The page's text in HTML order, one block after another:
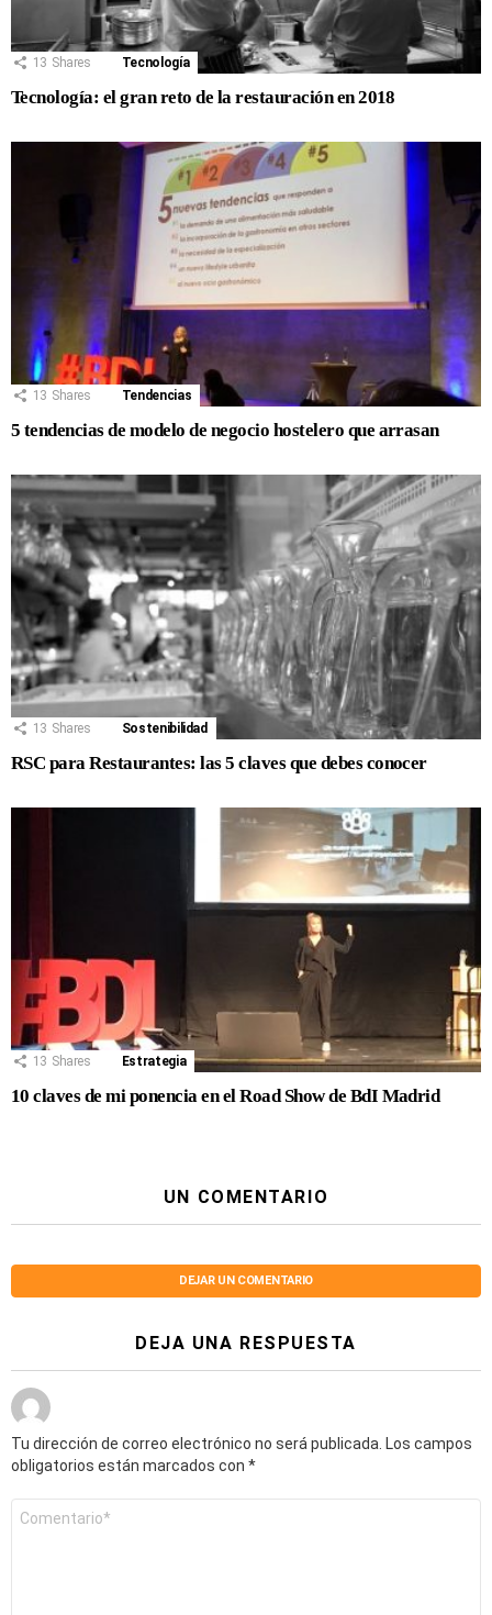
13 Shares Tecnología
Tecnología: el gran reto de la restauración en 2018
13 Shares Tendencias
5 tendencias de modelo de negocio hostelero que arrasan
13 Shares Sostenibilidad
RSC para Restaurantes: las 5 claves que debes conocer
13 Shares Estrategia
10 claves de mi ponencia en el Road Show de BdI Madrid
UN COMENTARIO
DEJAR UN COMENTARIO
DEJA UNA RESPUESTA
Tu dirección de correo electrónico no será publicada. Los campos
obligatorios están marcados con *